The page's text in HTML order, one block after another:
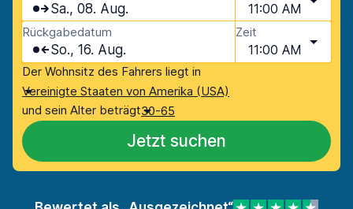
Sa., 08. Aug. 11:00 AM
Rückgabedatum
So., 16. Aug.
Zeit
11:00 AM
Der Wohnsitz des Fahrers liegt in
Vereinigte Staaten von Amerika (USA)
und sein Alter beträgt30-65
Jetzt suchen